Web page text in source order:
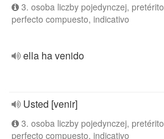
3. osoba liczby pojedynczej, pretérito
perfecto compuesto, indicativo
ella ha venido
Usted [venir]
3. osoba liczby pojedynczej, pretérito
perfecto compuesto, indicativo